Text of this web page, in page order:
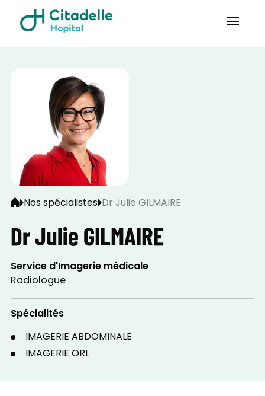
Nos spécialistes Dr Julie GILMAIRE
Dr Julie GILMAIRE
Service d'Imagerie médicale
Radiologue
Spécialités
IMAGERIE ABDOMINALE
IMAGERIE ORL